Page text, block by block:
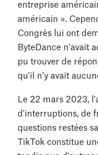
entreprise
américain ».
Congrès lui ont
ByteDance n'avait
pu trouver de
qu'il n'y avait
Le 22 mars 2023,
d'interruptions, de
questions restées
TikTok constitue